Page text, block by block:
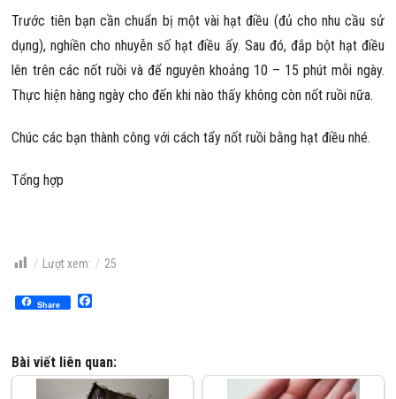
Trước tiên bạn cần chuẩn bị một vài hạt điều (đủ cho nhu cầu sử
dụng), nghiền cho nhuyễn số hạt điều ấy. Sau đó, đắp bột hạt điều
lên trên các nốt ruồi và để nguyên khoảng 10 – 15 phút mỗi ngày.
Thực hiện hàng ngày cho đến khi nào thấy không còn nốt ruồi nữa.
Chúc các bạn thành công với cách tẩy nốt ruồi bằng hạt điều nhé.
Tổng hợp
Lượt xem: 25
Share
Bài viết liên quan: